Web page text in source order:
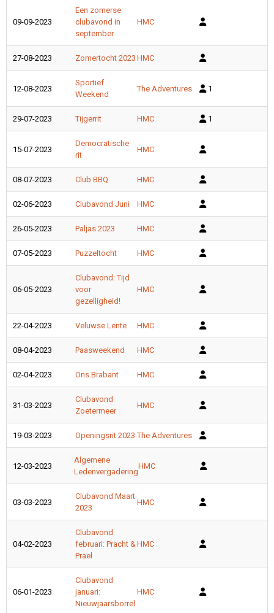
09-09-2023
Een zomerse
clubavond in
september
HMC
27-08-2023 Zomertocht 2023 HMC
12-08-2023
Sportief
Weekend
The Adventures 1
29-07-2023 Tijgerrit HMC 1
15-07-2023
Democratische
rit
HMC
08-07-2023 Club BBQ HMC
02-06-2023 Clubavond Juni HMC
26-05-2023 Paljas 2023 HMC
07-05-2023 Puzzeltocht HMC
06-05-2023
Clubavond: Tijd
voor
gezelligheid!
HMC
22-04-2023 Veluwse Lente HMC
08-04-2023 Paasweekend HMC
02-04-2023 Ons Brabant HMC
31-03-2023
Clubavond
Zoetermeer
HMC
19-03-2023 Openingsrit 2023 The Adventures
12-03-2023
Algemene
Ledenvergadering
HMC
03-03-2023
Clubavond Maart
2023
HMC
04-02-2023
Clubavond
februari: Pracht &
Prael
HMC
06-01-2023
Clubavond
januari:
Nieuwjaarsborrel
HMC